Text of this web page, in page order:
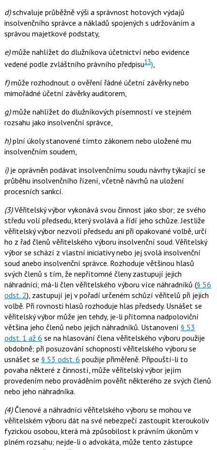
d)schvaluje průběžně výši a správnost hotových výdajů
insolvenčního správce a nákladů spojených s udržováním a
správou majetkové podstaty,
e)může nahlížet do dlužníkova účetnictví nebo evidence
vedené podle zvláštního právního předpisu13),
f)může rozhodnout o ověření řádné účetní závěrky nebo
mimořádné účetní závěrky auditorem,
g)může nahlížet do dlužníkových písemností ve stejném
rozsahu jako insolvenční správce,
h)plní úkoly stanovené tímto zákonem nebo uložené mu
insolvenčním soudem,
i)je oprávněn podávat insolvenčnímu soudu návrhy týkající se
průběhu insolvenčního řízení, včetně návrhů na uložení
procesních sankcí.
(3)Věřitelský výbor vykonává svou činnost jako sbor; ze svého
středu volí předsedu, který svolává a řídí jeho schůze. Jestliže
věřitelský výbor nezvolí předsedu ani při opakované volbě, určí
ho z řad členů věřitelského výboru insolvenční soud. Věřitelský
výbor se schází z vlastní iniciativy nebo jej svolá insolvenční
soud anebo insolvenční správce. Rozhoduje většinou hlasů
svých členů s tím, že nepřítomné členy zastupují jejich
náhradníci; má-li člen věřitelského výboru více náhradníků (§ 56
odst. 2), zastupují jej v pořadí určeném schůzí věřitelů při jejich
volbě. Při rovnosti hlasů rozhoduje hlas předsedy. Usnášet se
věřitelský výbor může jen tehdy, je-li přítomna nadpoloviční
většina jeho členů nebo jejich náhradníků. Ustanovení § 53
odst. 1 až 6 se na hlasování člena věřitelského výboru použije
obdobně; při posuzování schopnosti věřitelského výboru se
usnášet se § 53 odst. 6 použije přiměřeně. Připouští-li to
povaha některé z činností, může věřitelský výbor jejím
provedením nebo prováděním pověřit některého ze svých členů
nebo jeho náhradníka.
(4)Členové a náhradníci věřitelského výboru se mohou ve
věřitelském výboru dát na své nebezpečí zastoupit kteroukoliv
fyzickou osobou, která má způsobilost k právním úkonům v
plném rozsahu; nejde-li o advokáta, může tento zástupce